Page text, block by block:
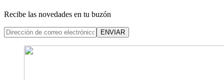
Recibe las novedades en tu buzón
ENVIAR